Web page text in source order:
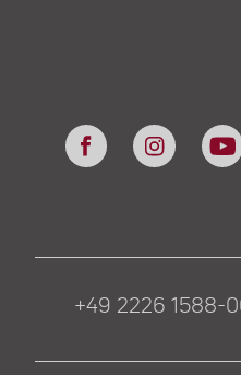
+49 2226 1588-